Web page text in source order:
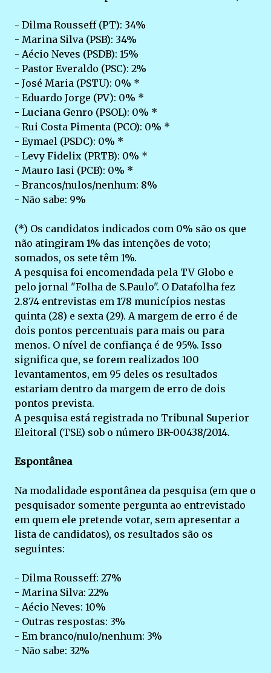
- Dilma Rousseff (PT): 34%
- Marina Silva (PSB): 34%
- Aécio Neves (PSDB): 15%
- Pastor Everaldo (PSC): 2%
- José Maria (PSTU): 0% *
- Eduardo Jorge (PV): 0% *
- Luciana Genro (PSOL): 0% *
- Rui Costa Pimenta (PCO): 0% *
- Eymael (PSDC): 0% *
- Levy Fidelix (PRTB): 0% *
- Mauro Iasi (PCB): 0% *
- Brancos/nulos/nenhum: 8%
- Não sabe: 9%
(*) Os candidatos indicados com 0% são os que
não atingiram 1% das intenções de voto;
somados, os sete têm 1%.
A pesquisa foi encomendada pela TV Globo e
pelo jornal "Folha de S.Paulo". O Datafolha fez
2.874 entrevistas em 178 municípios nestas
quinta (28) e sexta (29). A margem de erro é de
dois pontos percentuais para mais ou para
menos. O nível de confiança é de 95%. Isso
significa que, se forem realizados 100
levantamentos, em 95 deles os resultados
estariam dentro da margem de erro de dois
pontos prevista.
A pesquisa está registrada no Tribunal Superior
Eleitoral (TSE) sob o número BR-00438/2014.
Espontânea
Na modalidade espontânea da pesquisa (em que o
pesquisador somente pergunta ao entrevistado
em quem ele pretende votar, sem apresentar a
lista de candidatos), os resultados são os
seguintes:
- Dilma Rousseff: 27%
- Marina Silva: 22%
- Aécio Neves: 10%
- Outras respostas: 3%
- Em branco/nulo/nenhum: 3%
- Não sabe: 32%